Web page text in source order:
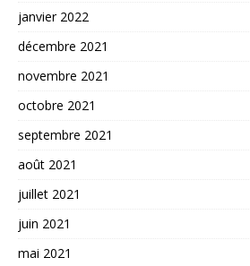
janvier 2022
décembre 2021
novembre 2021
octobre 2021
septembre 2021
août 2021
juillet 2021
juin 2021
mai 2021